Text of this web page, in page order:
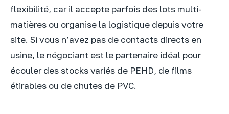
flexibilité, car il accepte parfois des lots multi-
matières ou organise la logistique depuis votre
site. Si vous n’avez pas de contacts directs en
usine, le négociant est le partenaire idéal pour
écouler des stocks variés de PEHD, de films
étirables ou de chutes de PVC.